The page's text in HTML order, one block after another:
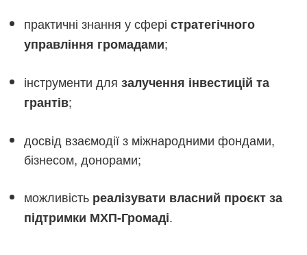
практичні знання у сферістратегічного
управління громадами;
інструменти длязалучення інвестицій та
грантів;
досвід взаємодії з міжнародними фондами,
бізнесом, донорами;
можливість реалізувати власний проєкт за
підтримки МХП-Громаді.